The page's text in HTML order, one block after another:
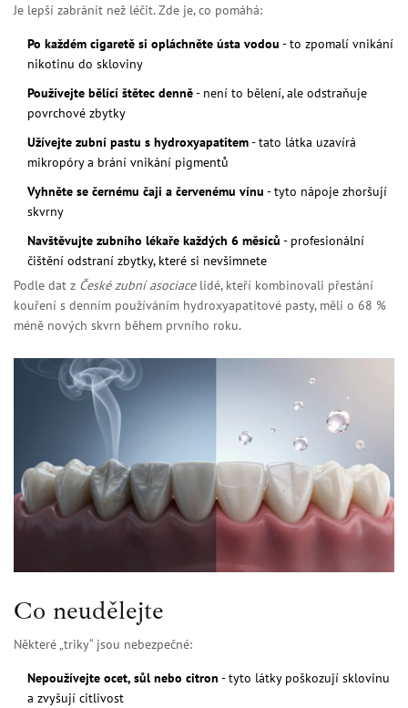
Je lepší zabránit než léčit. Zde je, co pomáhá:
Po každém cigaretě si opláchněte ústa vodou - to zpomalí vnikání
nikotinu do skloviny
Používejte bělící štětec denně- není to bělení, ale odstraňuje
povrchové zbytky
Užívejte zubní pastu s hydroxyapatitem- tato látka uzavírá
mikropóry a brání vnikání pigmentů
Vyhněte se černému čaji a červenému vínu - tyto nápoje zhoršují
skvrny
Navštěvujte zubního lékaře každých 6 měsíců - profesionální
čištění odstraní zbytky, které si nevšimnete
Podle dat z České zubní asociacelidé, kteří kombinovali přestání
kouření s denním používáním hydroxyapatitové pasty, měli o 68 %
méně nových skvrn během prvního roku.
Co neudělejte
Některé „triky“ jsou nebezpečné:
Nepoužívejte ocet, sůl nebo citron - tyto látky poškozují sklovinu
a zvyšují citlivost